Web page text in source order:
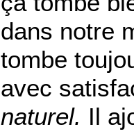
dans notre
tombe
avec
naturel. Il